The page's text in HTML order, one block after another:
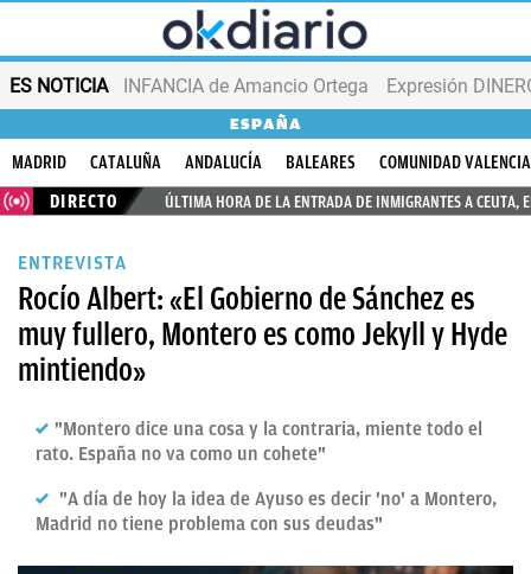
ES NOTICIA INFANCIA de Amancio Ortega Expresión
ESPAÑA
MADRID CATALUÑA ANDALUCÍA BALEARES
COMUNIDAD
DIRECTO
ÚLTIMA HORA DE LA ENTRADA DE INMIGRANTES A CEUTA,
ENTREVISTA
Rocío Albert: «El Gobierno de Sánchez es
muy fullero, Montero es como Jekyll y Hyde
mintiendo»
"Montero dice una cosa y la contraria, miente todo el
rato. España no va como un cohete"
"A día de hoy la idea de Ayuso es decir 'no' a Montero,
Madrid no tiene problema con sus deudas"